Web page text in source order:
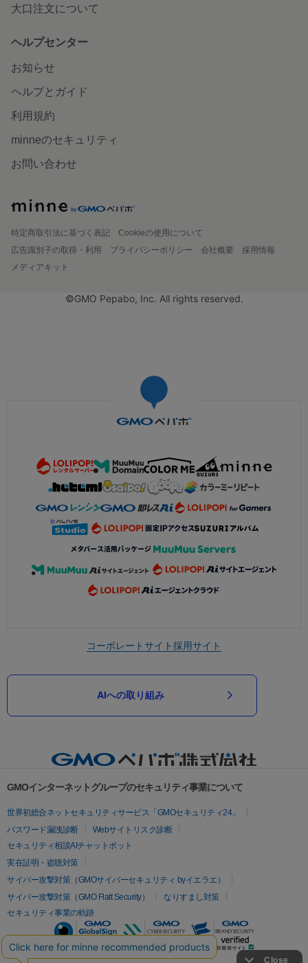
大口注文について
ヘルプセンター
お知らせ
ヘルプとガイド
利用規約
minneのセキュリティ
お問い合わせ
特定商取引法に基づく表記
Cookieの使用について
広告識別子の取得・利用
プライバシーポリシー 会社概要
採用情報
メディアキット
©GMO Pepabo, Inc. All rights reserved.
コーポレートサイト採用サイト
AIへの取り組み
GMOインターネットグループのセキュリティ事業について
世界初総合ネットセキュリティサービス「GMOセキュリティ24」
パスワード漏洩診断
Webサイトリスク診断
セキュリティ相談AIチャットボット
実在証明・盗聴対策
サイバー攻撃対策（GMOサイバーセキュリティ byイエラエ）
サイバー攻撃対策（GMO Flatt Security）
なりすまし対策
セキュリティ事業の軌跡